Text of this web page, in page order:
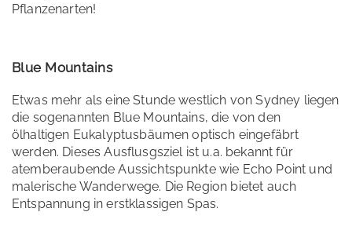
Pflanzenarten!
Blue Mountains
Etwas mehr als eine Stunde westlich von Sydney liegen
die sogenannten Blue Mountains, die von den
ölhaltigen Eukalyptusbäumen optisch eingefäbrt
werden. Dieses Ausflusgsziel ist u.a. bekannt für
atemberaubende Aussichtspunkte wie Echo Point und
malerische Wanderwege. Die Region bietet auch
Entspannung in erstklassigen Spas​.